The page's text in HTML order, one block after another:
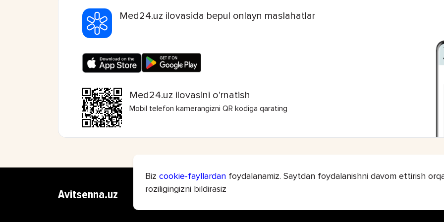
Med24.uz ilovasida bepul onlayn maslahatlar
Med24.uz ilovasini o'rnatish
Mobil telefon kamerangizni QR kodiga qarating
Avitsenna.uz
Biz cookie-fayllardanfoydalanamiz. Saytdan foydalanishni davom ettirish
roziligingizni bildirasiz